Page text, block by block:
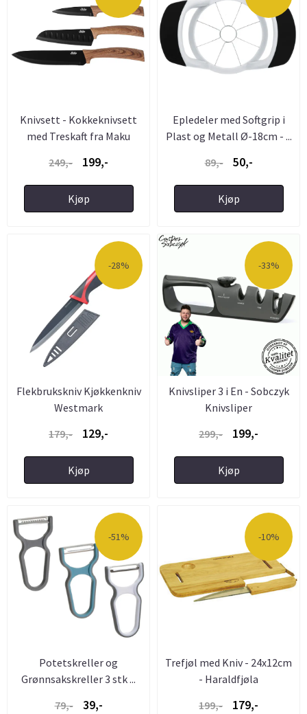
Knivsett - Kokkeknivsett
med Treskaft fra Maku
249,-
199,-
Kjøp
Epledeler med Softgrip i
Plast og Metall Ø-18cm - ...
89,-
50,-
Kjøp
-28%
Flekbrukskniv Kjøkkenkniv
Westmark
179,-
129,-
Kjøp
-33%
Knivsliper 3 i En - Sobczyk
Knivsliper
299,-
199,-
Kjøp
-51%
Potetskreller og
Grønnsakskreller 3 stk ...
79,-
39,-
-10%
Trefjøl med Kniv - 24x12cm
- Haraldfjøla
199,-
179,-